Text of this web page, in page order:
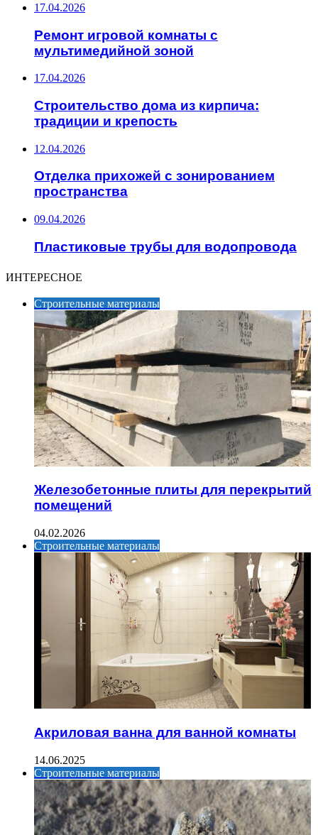
17.04.2026
Ремонт игровой комнаты с
мультимедийной зоной
17.04.2026
Строительство дома из кирпича:
традиции и крепость
12.04.2026
Отделка прихожей с зонированием
пространства
09.04.2026
Пластиковые трубы для водопровода
ИНТЕРЕСНОЕ
Строительные материалы
Железобетонные плиты для перекрытий
помещений
04.02.2026
Строительные материалы
Акриловая ванна для ванной комнаты
14.06.2025
Строительные материалы